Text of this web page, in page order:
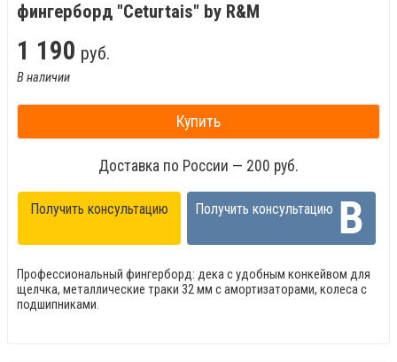
фингерборд "Ceturtais" by R&M
1 190 руб.
В наличии
Купить
Доставка по России — 200 руб.
Получить консультацию Получить консультацию
Профессиональный фингерборд: дека с удобным конкейвом для
щелчка, металлические траки 32 мм с амортизаторами, колеса с
подшипниками.